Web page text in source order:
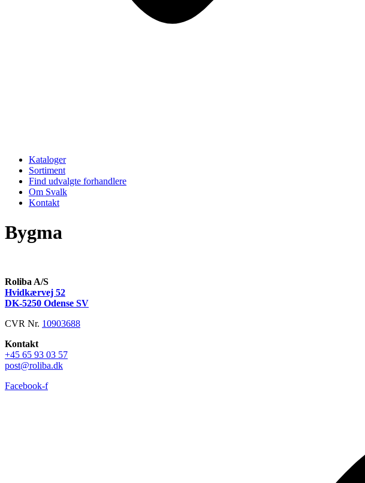
Kataloger
Sortiment
Find udvalgte forhandlere
Om Svalk
Kontakt
Bygma
Roliba A/S
Hvidkærvej 52
DK-5250 Odense SV
CVR Nr. 10903688
Kontakt
+45 65 93 03 57
post@roliba.dk
Facebook-f